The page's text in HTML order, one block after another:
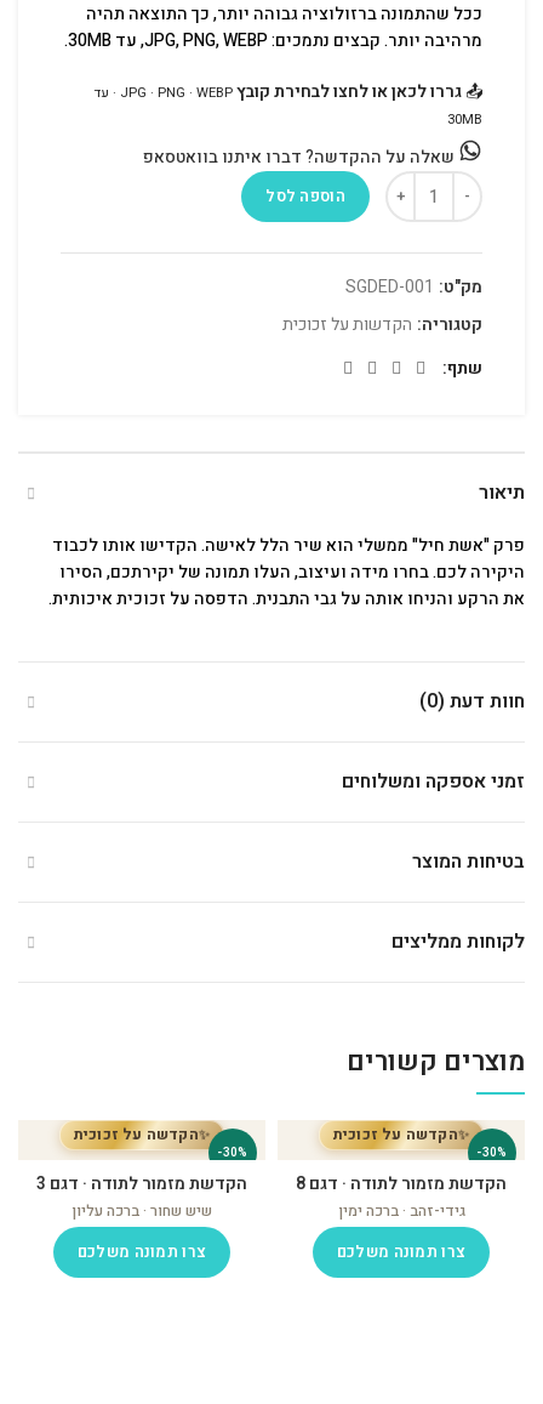
ככל שהתמונה ברזולוציה גבוהה יותר, כך התוצאה תהיה
מרהיבה יותר. קבצים נתמכים: JPG, PNG, WEBP, עד 30MB.
📤גררו לכאן או לחצו לבחירת קובץ
JPG · PNG · WEBP · עד
30MB
שאלה על ההקדשה? דברו איתנו בוואטסאפ
הוספה לסל
מק"ט: SGDED-001
קטגוריה: הקדשות על זכוכית
שתף
תיאור
פרק "אשת חיל" ממשלי הוא שיר הלל לאישה. הקדישו אותו לכבוד
היקירה לכם. בחרו מידה ועיצוב, העלו תמונה של יקירתכם, הסירו
את הרקע והניחו אותה על גבי התבנית. הדפסה על זכוכית איכותית.
חוות דעת (0)
זמני אספקה ומשלוחים
בטיחות המוצר
לקוחות ממליצים
מוצרים קשורים
✨הקדשה על זכוכית
-30%
הקדשת מזמור לתודה · דגם 8
גידי-זהב · ברכה ימין
צרו תמונה משלכם
✨הקדשה על זכוכית
-30%
הקדשת מזמור לתודה · דגם 3
שיש שחור · ברכה עליון
צרו תמונה משלכם